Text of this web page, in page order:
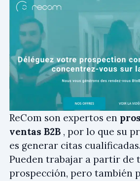
ReCom son expertos en
ventas B2B , por lo que su
es generar citas cualificadas.
Pueden trabajar a partir de
prospección, pero también